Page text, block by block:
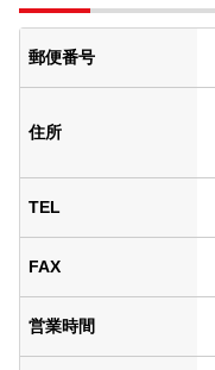
郵便番号
住所
TEL
FAX
営業時間